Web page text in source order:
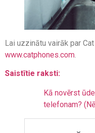
Lai uzzinātu vairāk par
www.catphones.com
Saistītie raksti:
Kā novērst
telefonam?